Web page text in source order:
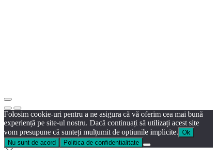
Folosim cookie-uri pentru a ne asigura că vă oferim cea mai bună
experiență pe site-ul nostru. Dacă continuați să utilizați acest site
vom presupune că sunteți mulțumit de optiunile implicite. Ok
Nu sunt de acord
Politica de confidentialitate